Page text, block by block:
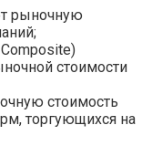
рыночную
стоимости
стоимость
торгующихся на